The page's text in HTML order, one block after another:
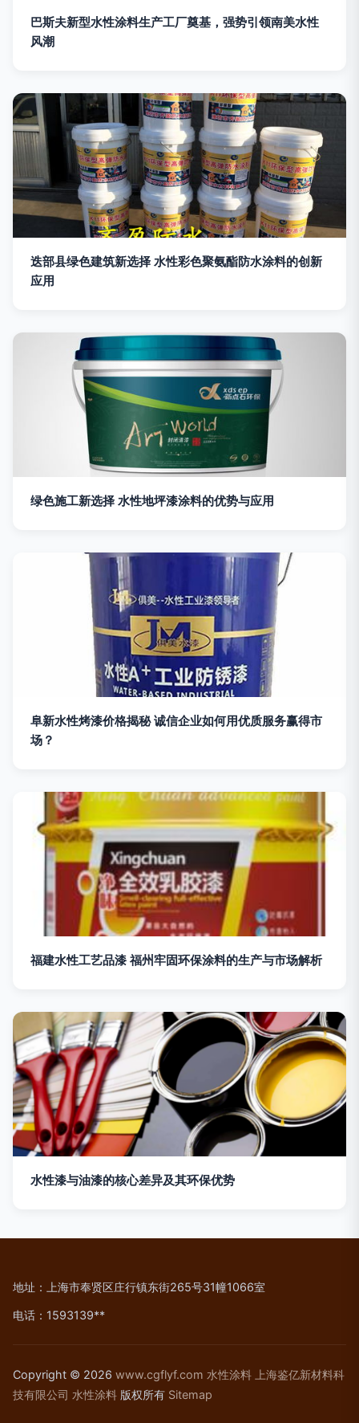
巴斯夫新型水性涂料生产工厂奠基，强势引领南美水性
风潮
迭部县绿色建筑新选择 水性彩色聚氨酯防水涂料的创新
应用
绿色施工新选择 水性地坪漆涂料的优势与应用
阜新水性烤漆价格揭秘 诚信企业如何用优质服务赢得市
场？
福建水性工艺品漆 福州牢固环保涂料的生产与市场解析
水性漆与油漆的核心差异及其环保优势
地址：上海市奉贤区庄行镇东街265号31幢1066室
电话：1593139**
Copyright © 2026 www.cgflyf.com 水性涂料 上海鉴亿新材料科
技有限公司 水性涂料 版权所有 Sitemap